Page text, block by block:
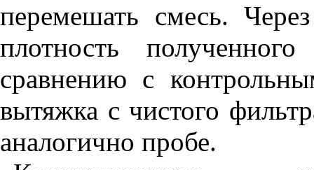
перемешать смесь.
плотность
сравнению с
вытяжка с чистого
аналогично пробе.